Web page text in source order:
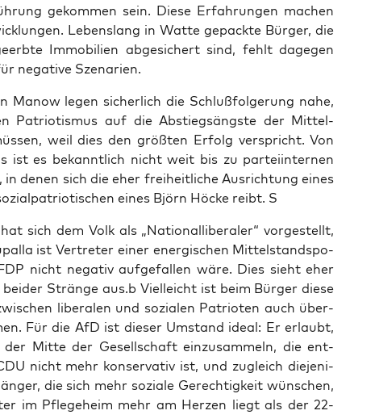
gekom­men sein. Die­se Erfah­run­gen machen
Lebens­lang in Wat­te gepack­te Bür­ger, die
Immo­bi­li­en abge­si­chert sind, fehlt dage­gen
nega­ti­ve Szenarien.
Manow legen sicher­lich die Schluß­fol­ge­rung nahe,
Patrio­tis­mus auf die Abstiegs­ängs­te der Mit­tel­
weil dies den größ­ten Erfolg ver­spricht. Von
ist es bekannt­lich nicht weit bis zu par­tei­in­ter­nen
in denen sich die eher frei­heit­li­che Aus­rich­tung eines
eines Björn Höcke reibt. S
sich dem Volk als „Natio­nal­li­be­ra­ler“ vor­ge­stellt,
ist Ver­tre­ter einer ener­gi­schen Mit­tel­stands­po­
nicht nega­tiv auf­ge­fal­len wäre. Dies sieht eher
Strän­ge aus.b Viel­leicht ist beim Bür­ger die­se
libe­ra­len und sozia­len Patrio­ten auch über­
Für die AfD ist die­ser Umstand ide­al: Er erlaubt,
der Mit­te der Gesell­schaft ein­zu­sam­meln, die ent­
nicht mehr kon­ser­va­tiv ist, und zugleich die­je­ni­
die sich mehr sozia­le Gerech­tig­keit wün­schen,
im Pfle­ge­heim mehr am Her­zen liegt als der 22-